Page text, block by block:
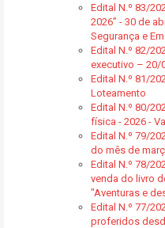
Edital N.º 83/
2026” - 30 de
Segurança e
Edital N.º 82/
executivo – 20/
Edital N.º 81/
Loteamento
Edital N.º 80/
física - 2026 -
Edital N.º 79/
do mês de
Edital N.º 78/
venda do livro
"Aventuras e
Edital N.º 77/
proferidos